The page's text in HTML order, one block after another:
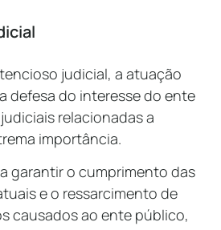
judicial, a atuação
defesa do interesse do ente
relacionadas a
importância.
garantir o cumprimento das
e o ressarcimento de
causados ao ente público,